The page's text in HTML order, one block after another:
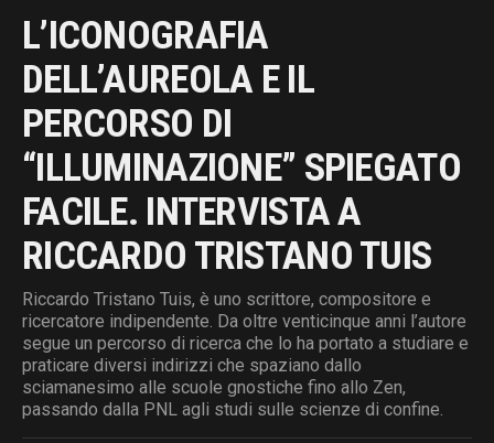
L’ICONOGRAFIA
DELL’AUREOLA E IL
PERCORSO DI
“ILLUMINAZIONE” SPIEGATO
FACILE. INTERVISTA A
RICCARDO TRISTANO TUIS
Riccardo Tristano Tuis, è uno scrittore, compositore e
ricercatore indipendente. Da oltre venticinque anni l’autore
segue un percorso di ricerca che lo ha portato a studiare e
praticare diversi indirizzi che spaziano dallo
sciamanesimo alle scuole gnostiche fino allo Zen,
passando dalla PNL agli studi sulle scienze di confine.